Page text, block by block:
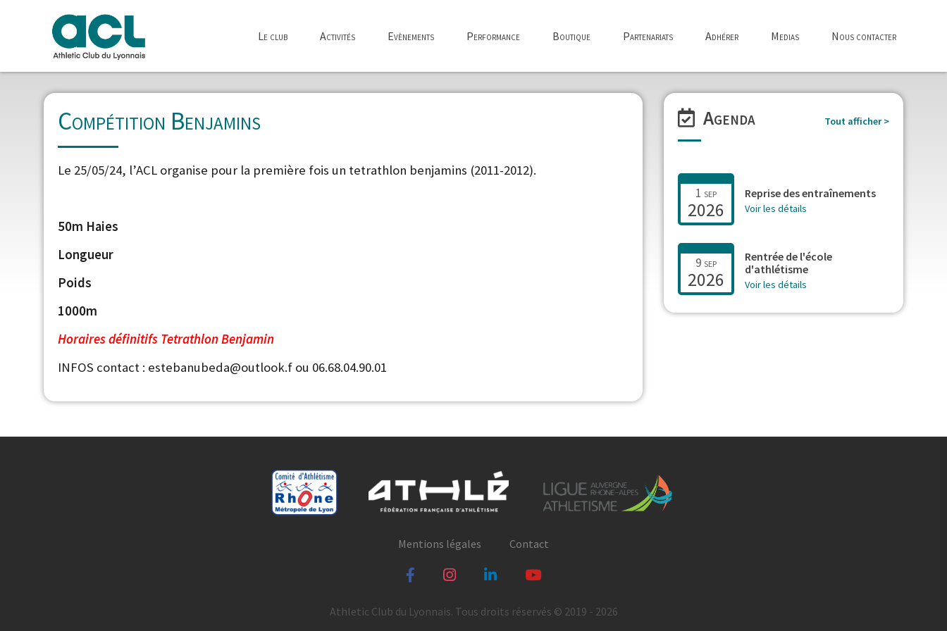
Le club Activités Evènements Performance Boutique Partenariats Adhérer Medias Nous contacter
Compétition Benjamins
Le 25/05/24, l’ACL organise pour la première fois un tetrathlon benjamins (2011-2012).
50m Haies
Longueur
Poids
1000m
Horaires définitifs Tetrathlon Benjamin
INFOS contact : estebanubeda@outlook.f ou 06.68.04.90.01
Agenda Tout afficher >
1 sep
2026
Reprise des entraînements
Voir les détails
9sep
2026
Rentrée de l'école
d'athlétisme
Voir les détails
Mentions légales Contact
Athletic Club du Lyonnais. Tous droits réservés © 2019 - 2026